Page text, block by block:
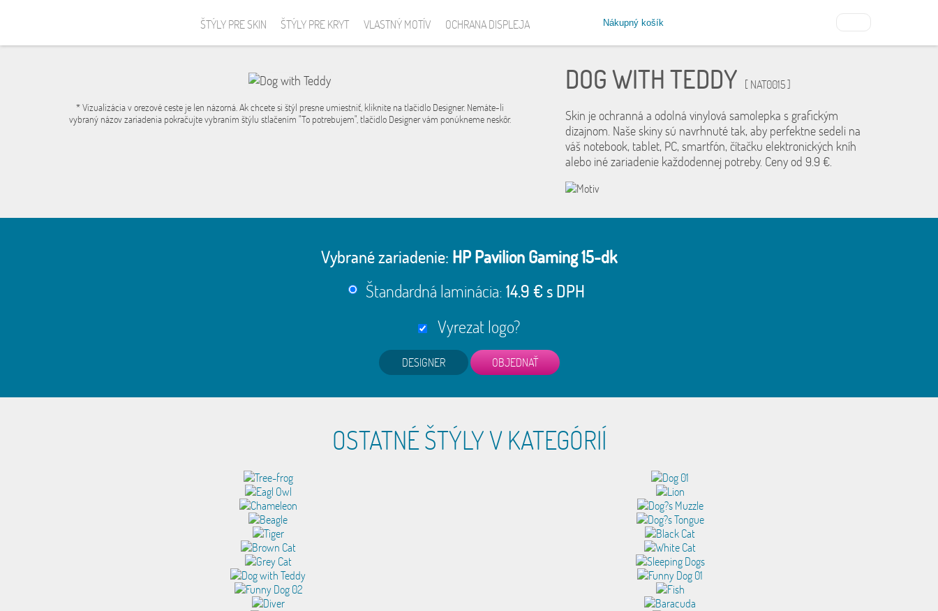
Nákupný košík
ŠTÝLY PRE SKIN ŠTÝLY PRE KRYT VLASTNÝ MOTÍV OCHRANA DISPLEJA
* Vizualizácia v orezové ceste je len názorná. Ak chcete si štýl presne umiestniť, kliknite na tlačidlo Designer. Nemáte-li
vybraný názov zariadenia pokračujte vybraním štýlu stlačením "To potrebujem", tlačidlo Designer vám ponúkneme neskôr.
DOG WITH TEDDY [ NAT0015 ]
Skin je ochranná a odolná vinylová samolepka s grafickým
dizajnom. Naše skiny sú navrhnuté tak, aby perfektne sedeli na
váš notebook, tablet, PC, smartfón, čítačku elektronických kníh
alebo iné zariadenie každodennej potreby. Ceny od 9.9 €.
Vybrané zariadenie: HP Pavilion Gaming 15-dk
Štandardná laminácia:14.9 € s DPH
Vyrezat logo?
DESIGNER
OSTATNÉ ŠTÝLY V KATEGÓRIÍ